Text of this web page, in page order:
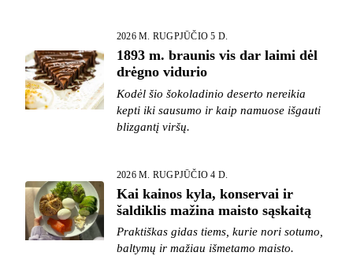
2026 M. RUGPJŪČIO 5 D.
1893 m. braunis vis dar laimi dėl
drėgno vidurio
Kodėl šio šokoladinio deserto nereikia
kepti iki sausumo ir kaip namuose išgauti
blizgantį viršų.
2026 M. RUGPJŪČIO 4 D.
Kai kainos kyla, konservai ir
šaldiklis mažina maisto sąskaitą
Praktiškas gidas tiems, kurie nori sotumo,
baltymų ir mažiau išmetamo maisto.